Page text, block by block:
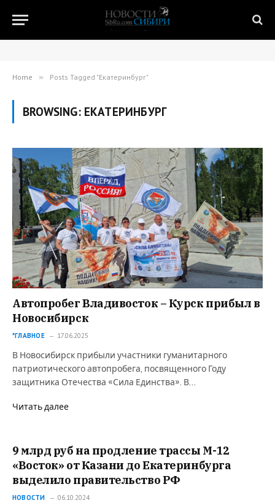
Home » Posts Tagged "Екатеринбург"
BROWSING: ЕКАТЕРИНБУРГ
Автопробег Владивосток – Курск прибыл в
Новосибирск
*ГЛАВНОЕ 17.06.2025
В Новосибирск прибыли участники гуманитарного
патриотического автопробега, посвященного Году
защитника Отечества «Сила Единства». В…
Читать далее
9 млрд руб на продление трассы М-12
«Восток» от Казани до Екатеринбурга
выделило правительство РФ
НОВОСТИ 06.10.2024